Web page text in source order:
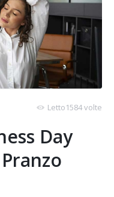
Letto1584 volte
Day